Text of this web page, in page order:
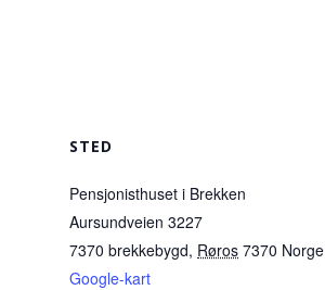
STED
Pensjonisthuset i Brekken
Aursundveien 3227
7370 brekkebygd, Røros 7370 Norge
Google-kart